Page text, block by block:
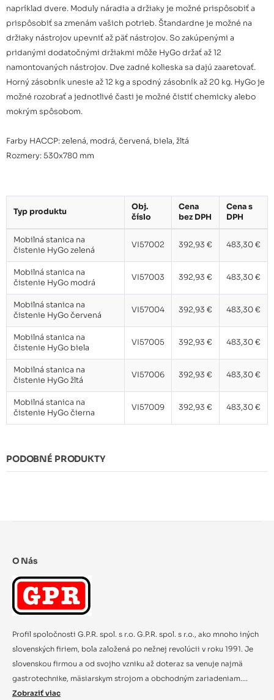
Mobilná stanica na čistenie
HyGo čierna
392,93 €
napríklad dvere. Moduly náradia a držiaky je možné prispôsobiť a
prispôsobiť sa zmenám vašich potrieb. Štandardne je možné na
držiaky nástrojov upevniť až päť nástrojov. So zakúpenými a
pridanými dodatočnými držiakmi môže HyGo držať až 12
namontovaných nástrojov. Dve zadné kolieska sa dajú zaaretovať.
Horný zásobník unesie až 12 kg a spodný zásobník až 20 kg. HyGo je
možné rozobrať a jednotlivé časti je možné čistiť chemicky alebo
mokrým spôsobom.
Farby HACCP: zelená, modrá, červená, biela, žltá
Rozmery: 530x780 mm
Typ produktu
Obj.
číslo
Cena
bez DPH
Cena s
DPH
Mobilná stanica na
čistenie HyGo zelená
VI57002 392,93 € 483,30 €
Mobilná stanica na
čistenie HyGo modrá
VI57003 392,93 € 483,30 €
Mobilná stanica na
čistenie HyGo červená
VI57004 392,93 € 483,30 €
Mobilná stanica na
čistenie HyGo biela
VI57005 392,93 € 483,30 €
Mobilná stanica na
čistenie HyGo žltá
VI57006 392,93 € 483,30 €
Mobilná stanica na
čistenie HyGo čierna
VI57009 392,93 € 483,30 €
PODOBNÉ PRODUKTY
O Nás
Profil spoločnosti G.P.R. spol. s r.o. G.P.R. spol. s r.o., ako mnoho iných
slovenských firiem, bola založená po nežnej revolúcii v roku 1991. Je
slovenskou firmou a od svojho vzniku až doteraz sa venuje najmä
gastrotechnike, mäsiarskym strojom a obchodným zariadeniam....
Zobraziť viac